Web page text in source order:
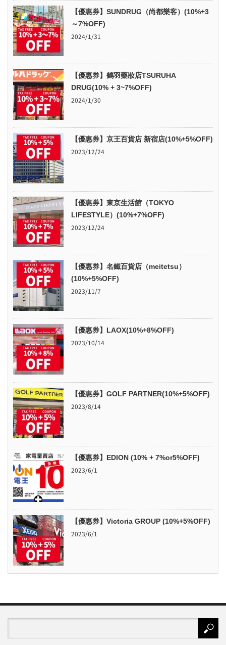
【優惠券】SUNDRUG（尚都樂客）(10%+3
～7%OFF)
2024/1/31
【優惠券】鶴羽藥妝店TSURUHA
DRUG(10% + 3~7%OFF)
2024/1/30
【優惠券】京王百貨店 新宿店(10%+5%OFF)
2023/12/24
【優惠券】東京生活館（TOKYO
LIFESTYLE）(10%+7%OFF)
2023/12/24
【優惠券】名鐵百貨店（meitetsu）
(10%+5%OFF)
2023/11/7
【優惠券】LAOX(10%+8%OFF)
2023/10/14
【優惠券】GOLF PARTNER(10%+5%OFF)
2023/8/14
【優惠券】EDION (10% + 7%or5%OFF)
2023/6/1
【優惠券】Victoria GROUP (10%+5%OFF)
2023/6/1